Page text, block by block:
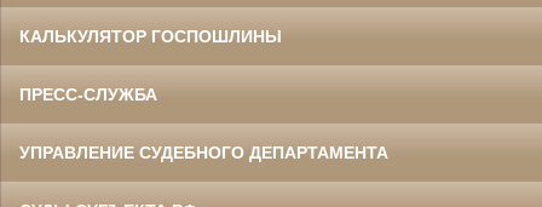
КАЛЬКУЛЯТОР ГОСПОШЛИНЫ
ПРЕСС-СЛУЖБА
УПРАВЛЕНИЕ СУДЕБНОГО ДЕПАРТАМЕНТА